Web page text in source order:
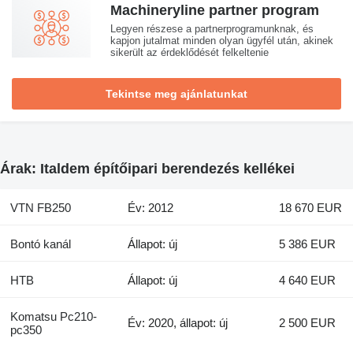
Machineryline partner program
Legyen részese a partnerprogramunknak, és
kapjon jutalmat minden olyan ügyfél után, akinek
sikerült az érdeklődését felkeltenie
Tekintse meg ajánlatunkat
Árak: Italdem építőipari berendezés kellékei
VTN FB250 Év: 2012 18 670 EUR
Bontó kanál Állapot: új 5 386 EUR
HTB Állapot: új 4 640 EUR
Komatsu Pc210-
pc350
Év: 2020, állapot: új 2 500 EUR